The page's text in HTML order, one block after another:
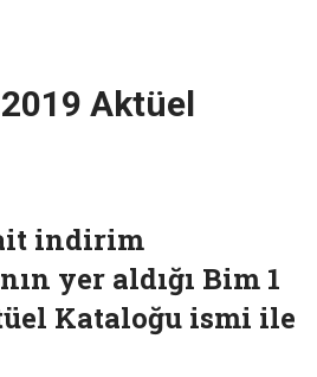
Aktüel
indirim
yer aldığı Bim 1
Kataloğu ismi ile